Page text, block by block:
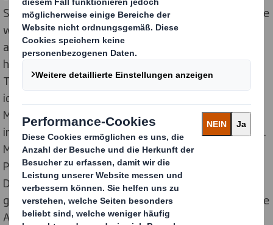
Sekundärverpackungen für die gleichermaßen köstliche
wie fair gehandelte Qualitätsschokolade. Ob
aufmerksamkeitsstarke Verkaufsverpackung,
handelsgerechte Regalverpackungen oder stabile
Transportverpackung – im Fokus steht stets die
identitätsstarke Präsentation der Marke und ihrer
Mission. Von maximalem Nutzen ist dabei das
internationale Netzwerk und Know-how von DS Smith.
Mit modernsten Entwicklungs- und
Produktionsstandorten in ganz Europa bietet der
Display- und Verpackungshersteller entlang des
gesamten Supply Cycles optimalen Service und für jede
Anforderung die passende Drucktechnologie.